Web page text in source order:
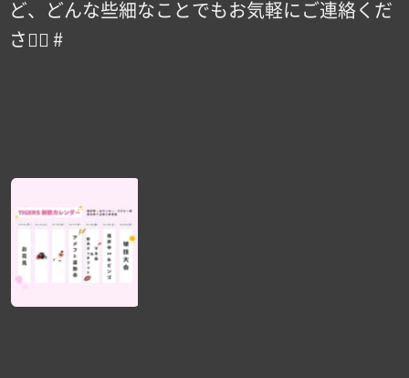
ど、どんな些細なことでもお気軽にご連絡くだ
さい🏻 #